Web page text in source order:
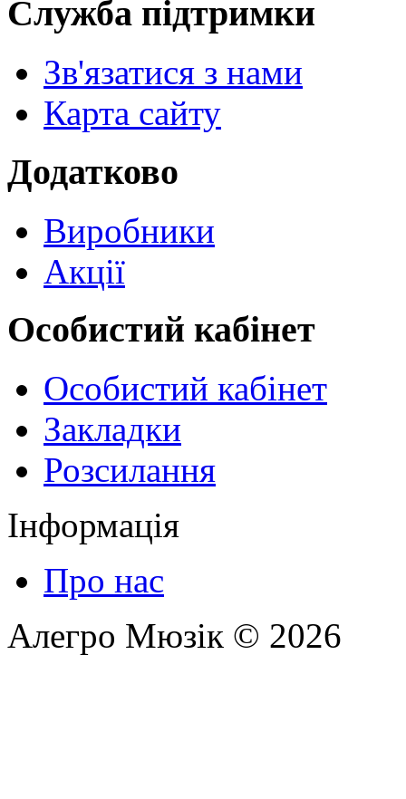
Служба підтримки
Зв'язатися з нами
Карта сайту
Додатково
Виробники
Акції
Особистий кабінет
Особистий кабінет
Закладки
Розсилання
Інформація
Про нас
Алегро Мюзік © 2026